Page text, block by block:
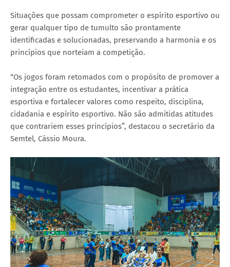
Situações que possam comprometer o espírito esportivo ou
gerar qualquer tipo de tumulto são prontamente
identificadas e solucionadas, preservando a harmonia e os
princípios que norteiam a competição.
“Os jogos foram retomados com o propósito de promover a
integração entre os estudantes, incentivar a prática
esportiva e fortalecer valores como respeito, disciplina,
cidadania e espírito esportivo. Não são admitidas atitudes
que contrariem esses princípios”, destacou o secretário da
Semtel, Cássio Moura.